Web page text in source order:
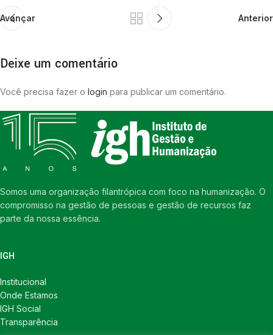
Avançar Anterior
Deixe um comentário
Você precisa fazer o login para publicar um comentário.
Somos uma organização filantrópica com foco na humanização. O
compromisso na gestão de pessoas e gestão de recursos faz
parte da nossa essência.
IGH
Institucional
Onde Estamos
IGH Social
Transparência